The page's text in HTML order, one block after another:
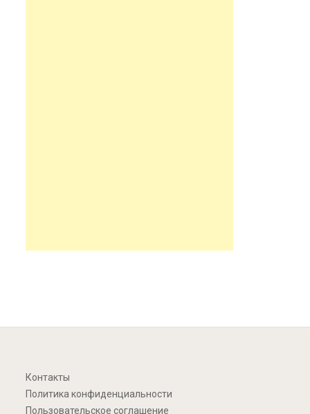
Контакты
Политика конфиденциальности
Пользовательское соглашение